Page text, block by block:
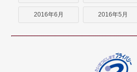
2016年6月 2016年5月